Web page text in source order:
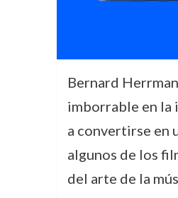
Bernard
imborrable en la
a convertirse en
algunos de los
del arte de la